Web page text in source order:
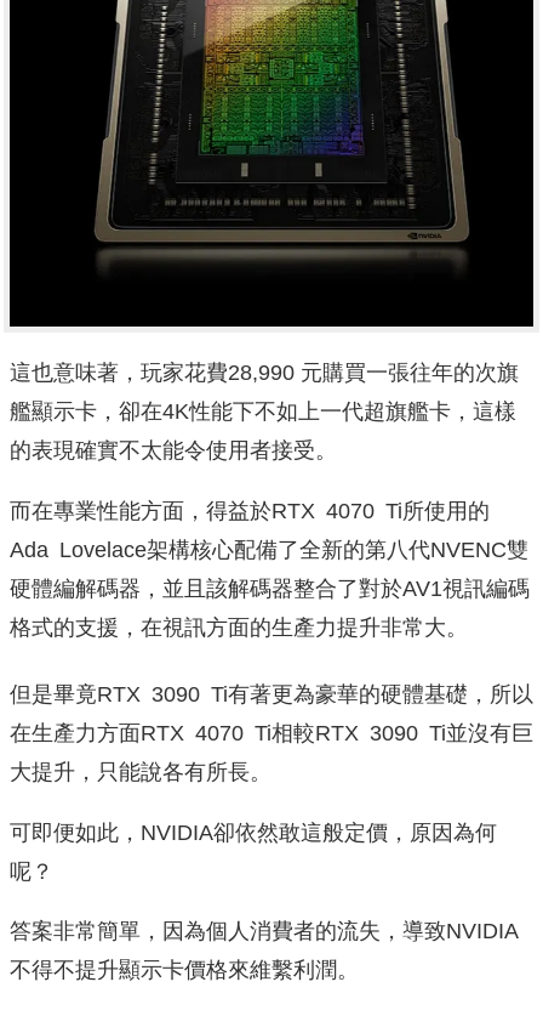
這也意味著，玩家花費28,990 元購買一張往年的次旗
艦顯示卡，卻在4K性能下不如上一代超旗艦卡，這樣
的表現確實不太能令使用者接受。
而在專業性能方面，得益於RTX 4070 Ti所使用的
Ada Lovelace架構核心配備了全新的第八代NVENC雙
硬體編解碼器，並且該解碼器整合了對於AV1視訊編碼
格式的支援，在視訊方面的生產力提升非常大。
但是畢竟RTX 3090 Ti有著更為豪華的硬體基礎，所以
在生產力方面RTX 4070 Ti相較RTX 3090 Ti並沒有巨
大提升，只能說各有所長。
可即便如此，NVIDIA卻依然敢這般定價，原因為何
呢？
答案非常簡單，因為個人消費者的流失，導致NVIDIA
不得不提升顯示卡價格來維繫利潤。